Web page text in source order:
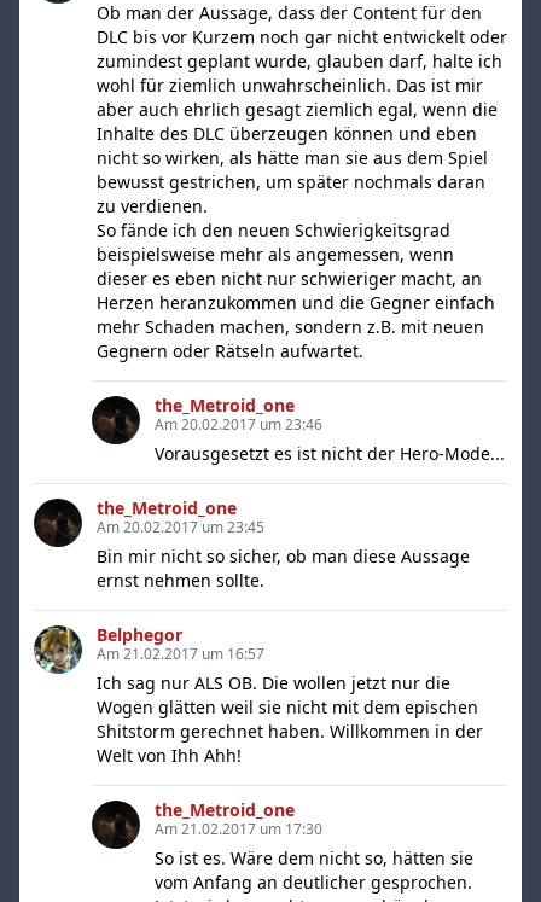
Ob man der Aussage, dass der Content für den
DLC bis vor Kurzem noch gar nicht entwickelt oder
zumindest geplant wurde, glauben darf, halte ich
wohl für ziemlich unwahrscheinlich. Das ist mir
aber auch ehrlich gesagt ziemlich egal, wenn die
Inhalte des DLC überzeugen können und eben
nicht so wirken, als hätte man sie aus dem Spiel
bewusst gestrichen, um später nochmals daran
zu verdienen.
So fände ich den neuen Schwierigkeitsgrad
beispielsweise mehr als angemessen, wenn
dieser es eben nicht nur schwieriger macht, an
Herzen heranzukommen und die Gegner einfach
mehr Schaden machen, sondern z.B. mit neuen
Gegnern oder Rätseln aufwartet.
the_Metroid_one
Am 20.02.2017 um 23:46
Vorausgesetzt es ist nicht der Hero-Mode...
the_Metroid_one
Am 20.02.2017 um 23:45
Bin mir nicht so sicher, ob man diese Aussage
ernst nehmen sollte.
Belphegor
Am 21.02.2017 um 16:57
Ich sag nur ALS OB. Die wollen jetzt nur die
Wogen glätten weil sie nicht mit dem epischen
Shitstorm gerechnet haben. Willkommen in der
Welt von Ihh Ahh!
the_Metroid_one
Am 21.02.2017 um 17:30
So ist es. Wäre dem nicht so, hätten sie
vom Anfang an deutlicher gesprochen.